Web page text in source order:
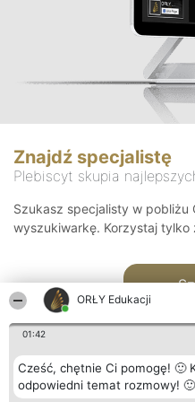
ORŁY Edukacji
01:42
Cześć, chętnie Ci pomogę! 🙂
odpowiedni temat rozmowy! 🙂
Znajdź specjalistę
Plebiscyt skupia
Szukasz specjalisty w pobliżu
wyszukiwarkę. Korzystaj tylko